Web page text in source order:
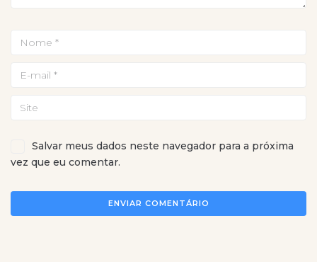
Salvar meus dados neste navegador para a próxima
vez que eu comentar.